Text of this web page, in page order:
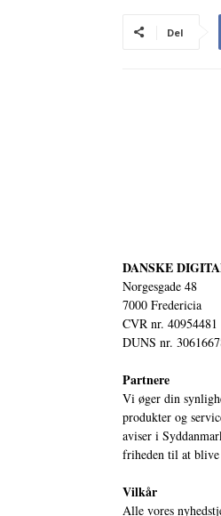
Del
DANSKE
Norgesgade 48
7000 Fredericia
CVR nr. 40954481
DUNS nr.
Partnere
Vi øger din
produkter og
aviser i
friheden til at blive
Vilkår
Alle vores